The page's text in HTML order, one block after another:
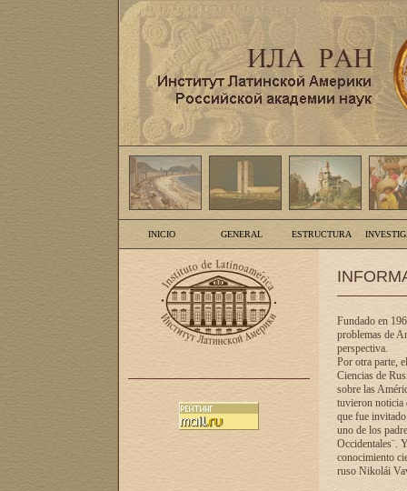
INICIO GENERAL ESTRUCTURA
Fundado en
problemas de
perspectiva.
Por otra parte,
Ciencias de
sobre las
tuvieron noticia
que fue
uno de los
Occidentales¨.
conocimiento
ruso Nikolái